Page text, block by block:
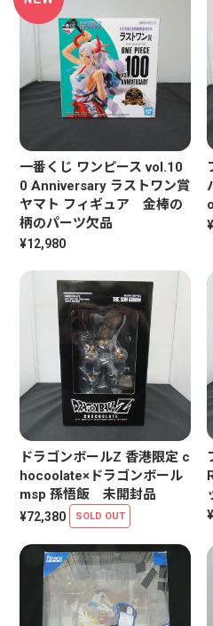
一番くじ ワンピース vol.10
0 Anniversary ラストワン賞
ヤマト フィギュア 金棒の
柄のパーツ欠品
¥12,980
ドラゴンボールZ 香港限定 c
hocoolate×ドラゴンボール
msp 孫悟飯 未開封品
¥72,380 SOLD OUT